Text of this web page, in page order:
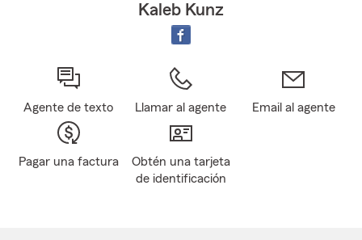
Kaleb Kunz
Agente de texto Llamar al agente Email al agente
Pagar una factura
Obtén una tarjeta
de identificación